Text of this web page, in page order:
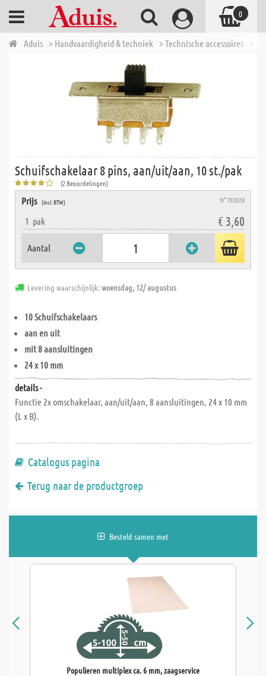
Aduis > Handvaardigheid & techniek > Technische accessoires >
Schuifschakelaar 8 pins, aan/uit/aan, 10 st./pak
(2 Beoordelingen)
Prijs (incl. BTW) N° 703028
1 pak € 3,60
Aantal
Levering waarschijnlijk:woensdag, 12/ augustus
10 Schuifschakelaars
aan en uit
mit 8 aansluitingen
24 x 10 mm
details -
Functie 2x omschakelaar, aan/uit/aan, 8 aansluitingen, 24 x 10 mm
(L x B).
Catalogus pagina
Terug naar de productgroep
Besteld samen met
Populieren multiplex ca. 6 mm, zaagservice
0